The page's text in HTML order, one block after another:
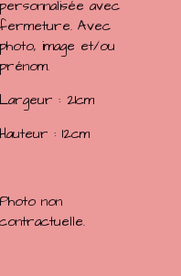
personnalisée avec
fermeture. Avec
photo, image et/ou
prénom.
Largeur : 21cm
Hauteur : 12cm
Photo non
contractuelle.